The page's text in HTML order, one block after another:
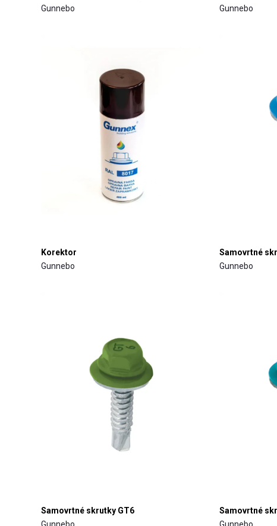
Gunnebo
Gunnebo
Korektor
Gunnebo
Samovrtné
Gunnebo
Samovrtné skrutky GT6
Gunnebo
Samovrtné
Gunnebo